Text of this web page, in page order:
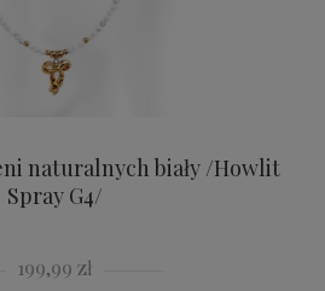
naturalnych biały /Howlit
Spray G4/
199,99 zł